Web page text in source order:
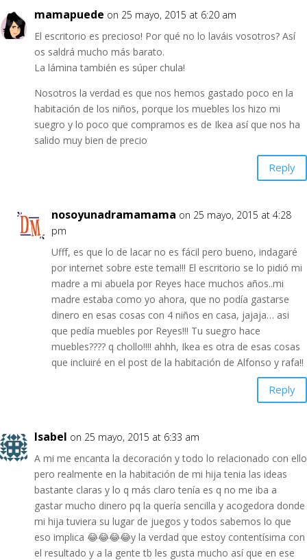
mamapuede on 25 mayo, 2015 at 6:20 am
El escritorio es precioso! Por qué no lo laváis vosotros? Así
os saldrá mucho más barato.
La lámina también es súper chula!
Nosotros la verdad es que nos hemos gastado poco en la
habitación de los niños, porque los muebles los hizo mi
suegro y lo poco que compramos es de Ikea así que nos ha
salido muy bien de precio
Reply
nosoyunadramamama on 25 mayo, 2015 at 4:28
pm
Ufff, es que lo de lacar no es fácil pero bueno, indagaré
por internet sobre este tema!!! El escritorio se lo pidió mi
madre a mi abuela por Reyes hace muchos años..mi
madre estaba como yo ahora, que no podía gastarse
dinero en esas cosas con 4 niños en casa, jajaja… asi
que pedía muebles por Reyes!!! Tu suegro hace
muebles???? q chollo!!!! ahhh, Ikea es otra de esas cosas
que incluiré en el post de la habitación de Alfonso y rafa!!
Reply
Isabel on 25 mayo, 2015 at 6:33 am
A mi me encanta la decoración y todo lo relacionado con ello
pero realmente en la habitación de mi hija tenia las ideas
bastante claras y lo q más claro tenía es q no me iba a
gastar mucho dinero pq la quería sencilla y acogedora donde
mi hija tuviera su lugar de juegos y todos sabemos lo que
eso implica 😂😂😂😂y la verdad que estoy contentísima con
el resultado y a la gente tb les gusta mucho así que en ese